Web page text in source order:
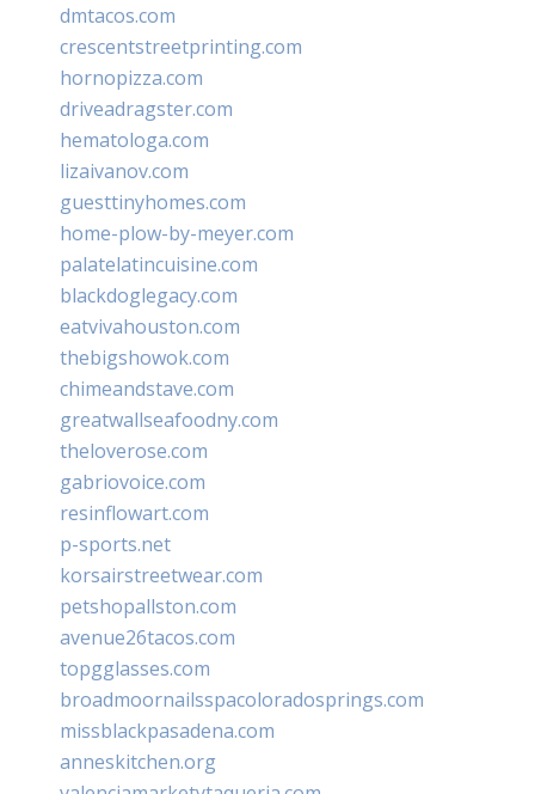
dmtacos.com
crescentstreetprinting.com
hornopizza.com
driveadragster.com
hematologa.com
lizaivanov.com
guesttinyhomes.com
home-plow-by-meyer.com
palatelatincuisine.com
blackdoglegacy.com
eatvivahouston.com
thebigshowok.com
chimeandstave.com
greatwallseafoodny.com
theloverose.com
gabriovoice.com
resinflowart.com
p-sports.net
korsairstreetwear.com
petshopallston.com
avenue26tacos.com
topgglasses.com
broadmoornailsspacoloradosprings.com
missblackpasadena.com
anneskitchen.org